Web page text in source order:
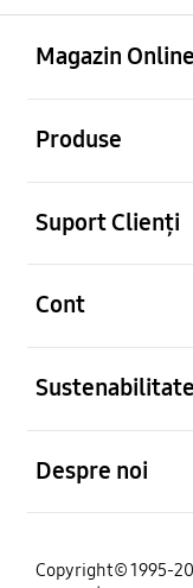
Magazin Online
Produse
Suport Clienți
Cont
Sustenabilitate
Despre noi
Copyright© 1995-